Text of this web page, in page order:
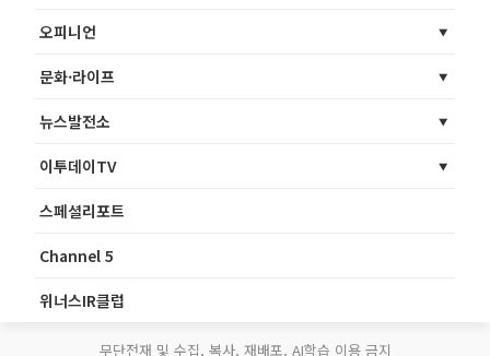
오피니언
문화·라이프
뉴스발전소
이투데이TV
스페셜리포트
Channel 5
위너스IR클럽
무단전재 및 수집, 복사, 재배포, AI학습 이용 금지